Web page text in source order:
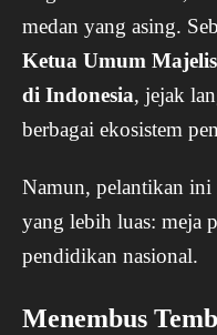
medan yang asing.
Ketua Umum
di Indonesia, jejak
berbagai ekosistem
Namun, pelantikan ini
yang lebih luas: meja
pendidikan nasional.
Menembus